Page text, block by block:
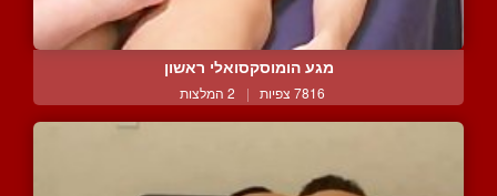
מגע הומוסקסואלי ראשון
7816 צפיות | 2 המלצות